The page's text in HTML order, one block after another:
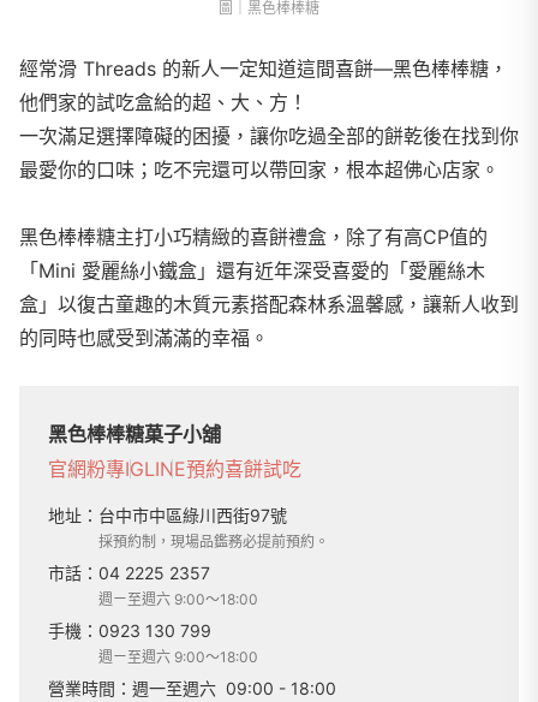
圖｜黑色棒棒糖
經常滑 Threads 的新人一定知道這間喜餅—黑色棒棒糖，
他們家的試吃盒給的超、大、方！
一次滿足選擇障礙的困擾，讓你吃過全部的餅乾後在找到你
最愛你的口味；吃不完還可以帶回家，根本超佛心店家。
黑色棒棒糖主打小巧精緻的喜餅禮盒，除了有高CP值的
「Mini 愛麗絲小鐵盒」還有近年深受喜愛的「愛麗絲木
盒」以復古童趣的木質元素搭配森林系溫馨感，讓新人收到
的同時也感受到滿滿的幸福。
黑色棒棒糖菓子小舖
官網粉專IGLINE預約喜餅試吃
地址： 台中市中區綠川西街97號
採預約制，現場品鑑務必提前預約。
市話： 04 2225 2357
週ㄧ至週六 9:00～18:00
手機： 0923 130 799
週ㄧ至週六 9:00～18:00
營業時間： 週一至週六 09:00 - 18:00